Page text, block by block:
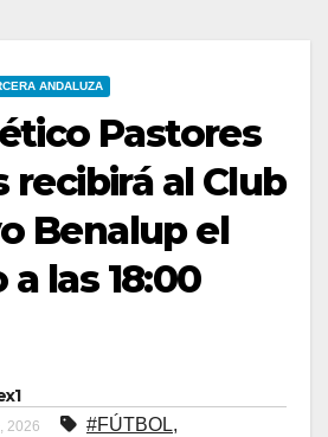
ANDALUZA
Pastores
recibirá al Club
Benalup el
las 18:00
2026 #FÚTBOL,